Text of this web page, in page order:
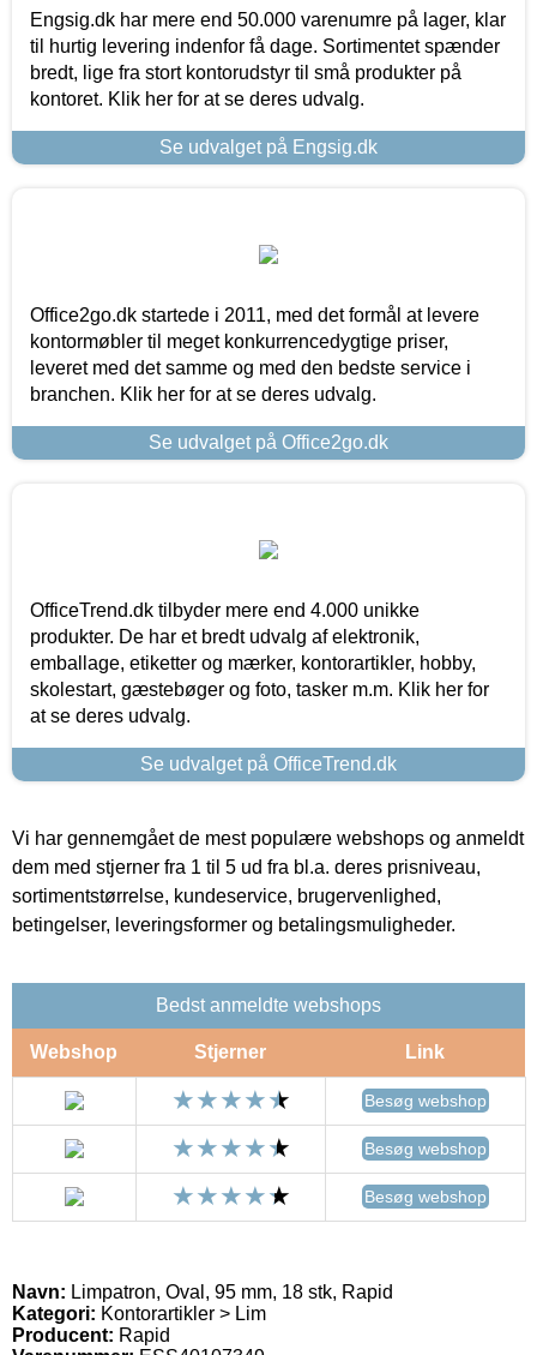
Engsig.dk har mere end 50.000 varenumre på lager, klar
til hurtig levering indenfor få dage. Sortimentet spænder
bredt, lige fra stort kontorudstyr til små produkter på
kontoret. Klik her for at se deres udvalg.
Se udvalget på Engsig.dk
Office2go.dk startede i 2011, med det formål at levere
kontormøbler til meget konkurrencedygtige priser,
leveret med det samme og med den bedste service i
branchen. Klik her for at se deres udvalg.
Se udvalget på Office2go.dk
OfficeTrend.dk tilbyder mere end 4.000 unikke
produkter. De har et bredt udvalg af elektronik,
emballage, etiketter og mærker, kontorartikler, hobby,
skolestart, gæstebøger og foto, tasker m.m. Klik her for
at se deres udvalg.
Se udvalget på OfficeTrend.dk
Vi har gennemgået de mest populære webshops og anmeldt
dem med stjerner fra 1 til 5 ud fra bl.a. deres prisniveau,
sortimentstørrelse, kundeservice, brugervenlighed,
betingelser, leveringsformer og betalingsmuligheder.
Bedst anmeldte webshops
Webshop Stjerner Link
Besøg webshop
Besøg webshop
Besøg webshop
Navn: Limpatron, Oval, 95 mm, 18 stk, Rapid
Kategori: Kontorartikler > Lim
Producent: Rapid